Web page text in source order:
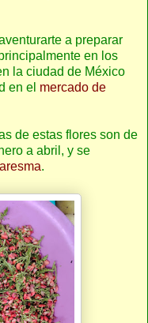
a preparar
en los
la ciudad de México
en el mercado de
de estas flores son de
a abril, y se
.